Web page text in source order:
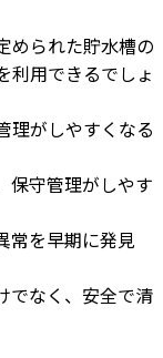
められた貯水槽の
利用できるでしょ
理がしやすくなる
保守管理がしやす
常を早期に発見
でなく、安全で清